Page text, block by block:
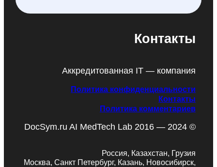
Контакты
Аккредитованная IT — компания
Политика конфиденциальности
Контакты
Политика комментариев
DocSym.ru AI MedTech Lab 2016 — 2024 ©
Россия, Казахстан, Грузия
Москва, Санкт Петербург, Казань, Новосибирск,